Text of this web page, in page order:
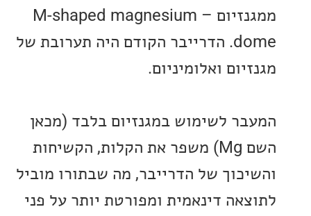
ממגנזיום – M-shaped magnesium
dome. הדרייבר הקודם היה תערובת של
ואלומיניום.
לשימוש במגנזיום בלבד (מכאן
השם Mg) משפר את הקלות, הקשיחות
של הדרייבר, מה שבתורו מוביל
דינאמית ומפורטת יותר על פני